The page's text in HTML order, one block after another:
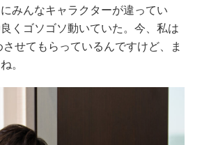
みんなキャラクターが違ってい
くゴソゴソ動いていた。今、私は
せてもらっているんですけど、ま
。